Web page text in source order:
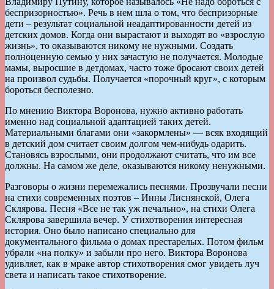
беспризорностью». Речь в нем шла о том, что беспризорные
дети – результат социальной неадаптированности детей из
детских домов. Когда они вырастают и выходят во «взрослую
жизнь», то оказываются никому не нужными. Создать
полноценную семью у них зачастую не получается. Молодые
мамы, выросшие в детдомах, часто тоже бросают своих детей
на произвол судьбы. Получается «порочный круг», с которым
бороться бесполезно.
По мнению Виктора Воронова, нужно активно работать
именно над социальной адаптацией таких детей.
Материальными благами они «закормлены» — всяк входящий
в детский дом считает своим долгом чем-нибудь одарить.
Становясь взрослыми, они продолжают считать, что им все
должны. На самом же деле, оказываются никому ненужными.
Разговоры о жизни перемежались песнями. Прозвучали песни
на стихи современных поэтов – Инны Лиснянской, Олега
Склярова. Песня «Все не так уж печально», на стихи Олега
Склярова завершила вечер. У стихотворения интересная
история. Оно было написано специально для
документального фильма о домах престарелых. Потом фильм
убрали «на полку» и забыли про него. Виктора Воронова
удивляет, как в мраке автор стихотворения смог увидеть луч
света и написать такое стихотворение.